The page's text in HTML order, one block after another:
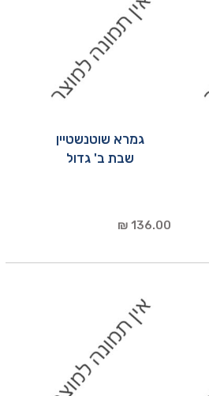
גמרא שוטנשטיין
שבת ב' גדול
136.00 ₪